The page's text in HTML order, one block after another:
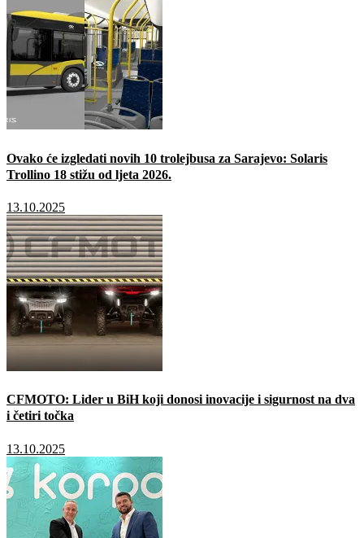
Ovako će izgledati novih 10 trolejbusa za Sarajevo: Solaris
Trollino 18 stižu od ljeta 2026.
13.10.2025
CFMOTO: Lider u BiH koji donosi inovacije i sigurnost na dva
i četiri točka
13.10.2025